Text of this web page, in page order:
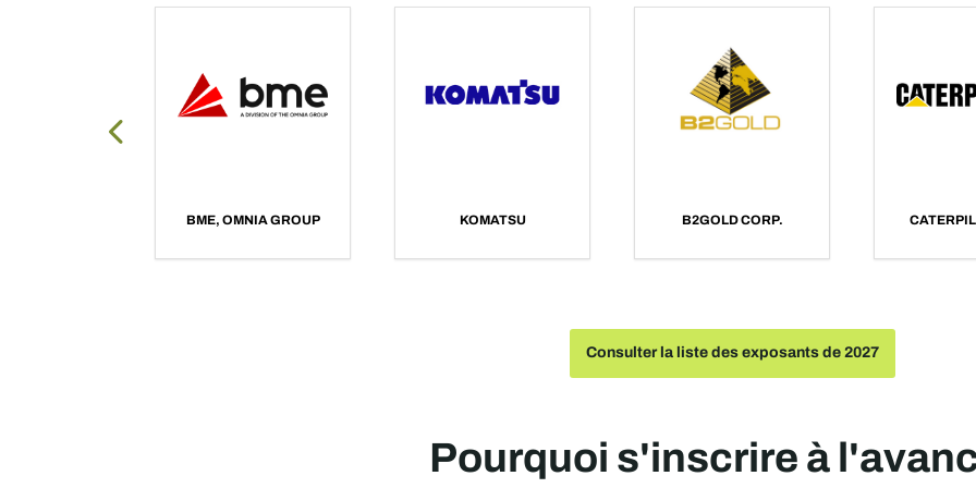
ENAEX AFRICA
AFRICA GLOBAL
LOGISTICS (AGL)
Consulter la liste des exposants de 2027
Pourquoi s'inscrire à